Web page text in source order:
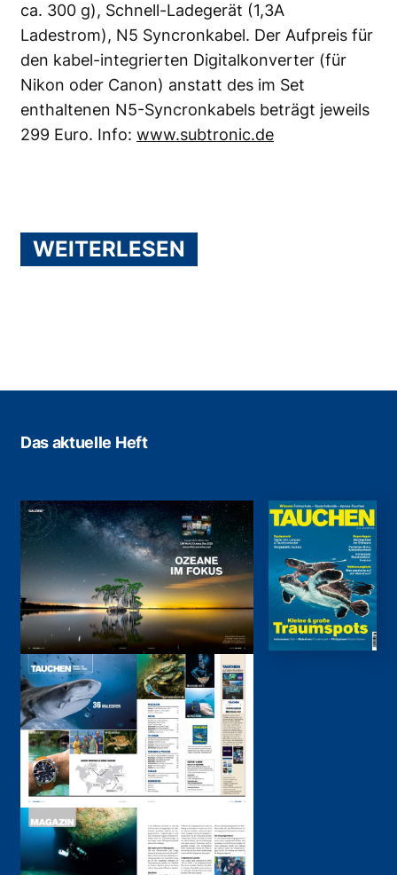
ca. 300 g), Schnell-Ladegerät (1,3A
Ladestrom), N5 Syncronkabel. Der Aufpreis für
den kabel-integrierten Digitalkonverter (für
Nikon oder Canon) anstatt des im Set
enthaltenen N5-Syncronkabels beträgt jeweils
299 Euro. Info: www.subtronic.de
WEITERLESEN
Das aktuelle Heft